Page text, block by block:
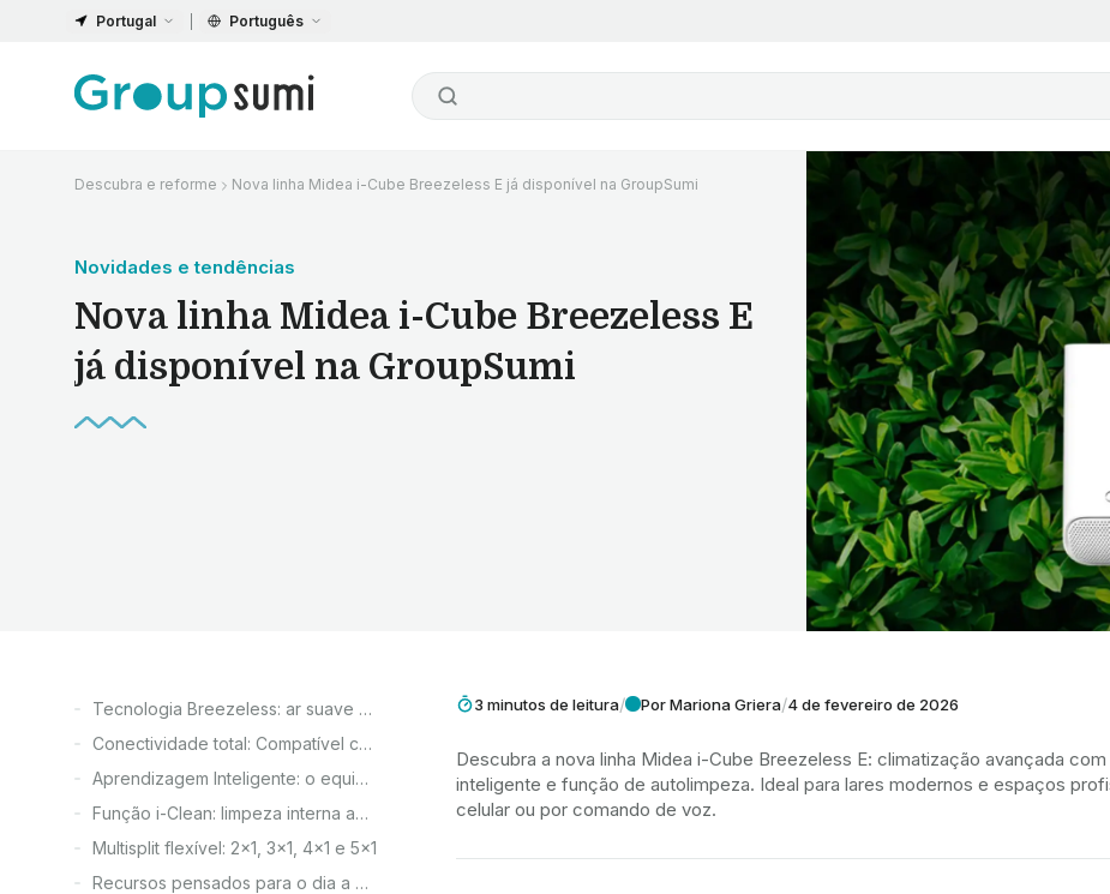
Portugal Português
Descubra e reforme Nova linha Midea i-Cube Breezeless E já disponível na GroupSumi
Novidades e tendências
Nova linha Midea i-Cube Breezeless E
já disponível na GroupSumi
Tecnologia Breezeless: ar suave e homogêneo
Conectividade total: Compatível com MSmartHome Smart
Aprendizagem Inteligente: o equipamento aprende com você
Função i-Clean: limpeza interna automática
Multisplit flexível: 2x1, 3x1, 4x1 e 5x1
Recursos pensados para o dia a dia
3 minutos de leitura/ Por Mariona Griera/4 de fevereiro de 2026
Descubra a nova linha Midea i-Cube Breezeless E: climatização avançada
inteligente e função de autolimpeza. Ideal para lares modernos e espaços
celular ou por comando de voz.